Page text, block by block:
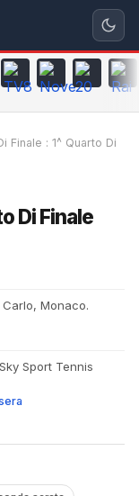
Finale : 1^ Quarto Di
Di Finale
Monaco.
Sport Tennis